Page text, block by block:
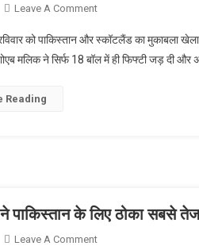
Leave A CommentOn
मिर्ज़ा
ने
ताली
को पाकिस्तान और स्कॉटलैंड का मुकाबला
मलिक ने सिर्फ 18 बॉल में ही फिफ्टी जड़ दी और
Reading
पाकिस्तान के लिए ठोका सबसे
Leave A CommentOn